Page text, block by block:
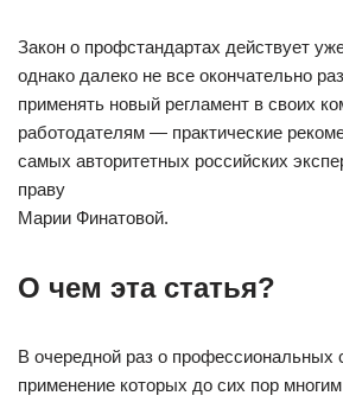
Закон о профстандартах действует
однако далеко не все окончательно
применять новый регламент в своих
работодателям — практические
самых авторитетных российских
праву
Марии Финатовой.
О чем эта статья?
В очередной раз о профессиональных
применение которых до сих пор